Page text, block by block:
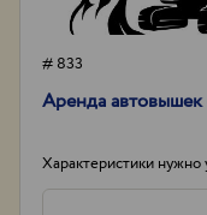
# 833
Аренда
Характеристики нужно